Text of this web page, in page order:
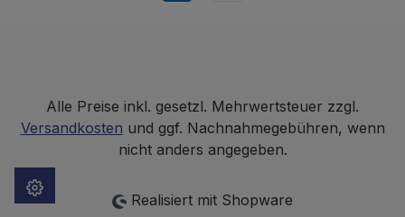
Alle Preise inkl. gesetzl. Mehrwertsteuer zzgl.
Versandkosten und ggf. Nachnahmegebühren, wenn
nicht anders angegeben.
Realisiert mit Shopware